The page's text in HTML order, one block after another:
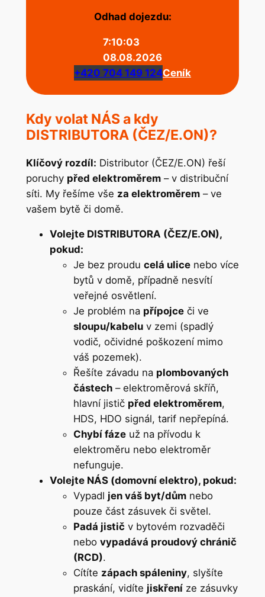
Odhad dojezdu:
7:10:03
08.08.2026
+420 704 149 124Ceník
Kdy volat NÁS a kdy
DISTRIBUTORA (ČEZ/E.ON)?
Klíčový rozdíl: Distributor (ČEZ/E.ON) řeší
poruchy před elektroměrem– v distribuční
síti. My řešíme vše za elektroměrem– ve
vašem bytě či domě.
Volejte DISTRIBUTORA (ČEZ/E.ON),
pokud:
Je bez proudu celá ulicenebo více
bytů v domě, případně nesvítí
veřejné osvětlení.
Je problém na přípojceči ve
sloupu/kabeluv zemi (spadlý
vodič, očividné poškození mimo
váš pozemek).
Řešíte závadu na plombovaných
částech– elektroměrová skříň,
hlavní jistič před elektroměrem,
HDS, HDO signál, tarif nepřepíná.
Chybí fázeuž na přívodu k
elektroměru nebo elektroměr
nefunguje.
Volejte NÁS (domovní elektro), pokud:
Vypadl jen váš byt/důmnebo
pouze část zásuvek či světel.
Padá jistič v bytovém rozvaděči
nebo vypadává proudový chránič
(RCD).
Cítíte zápach spáleniny, slyšíte
praskání, vidíte jiskřeníze zásuvky